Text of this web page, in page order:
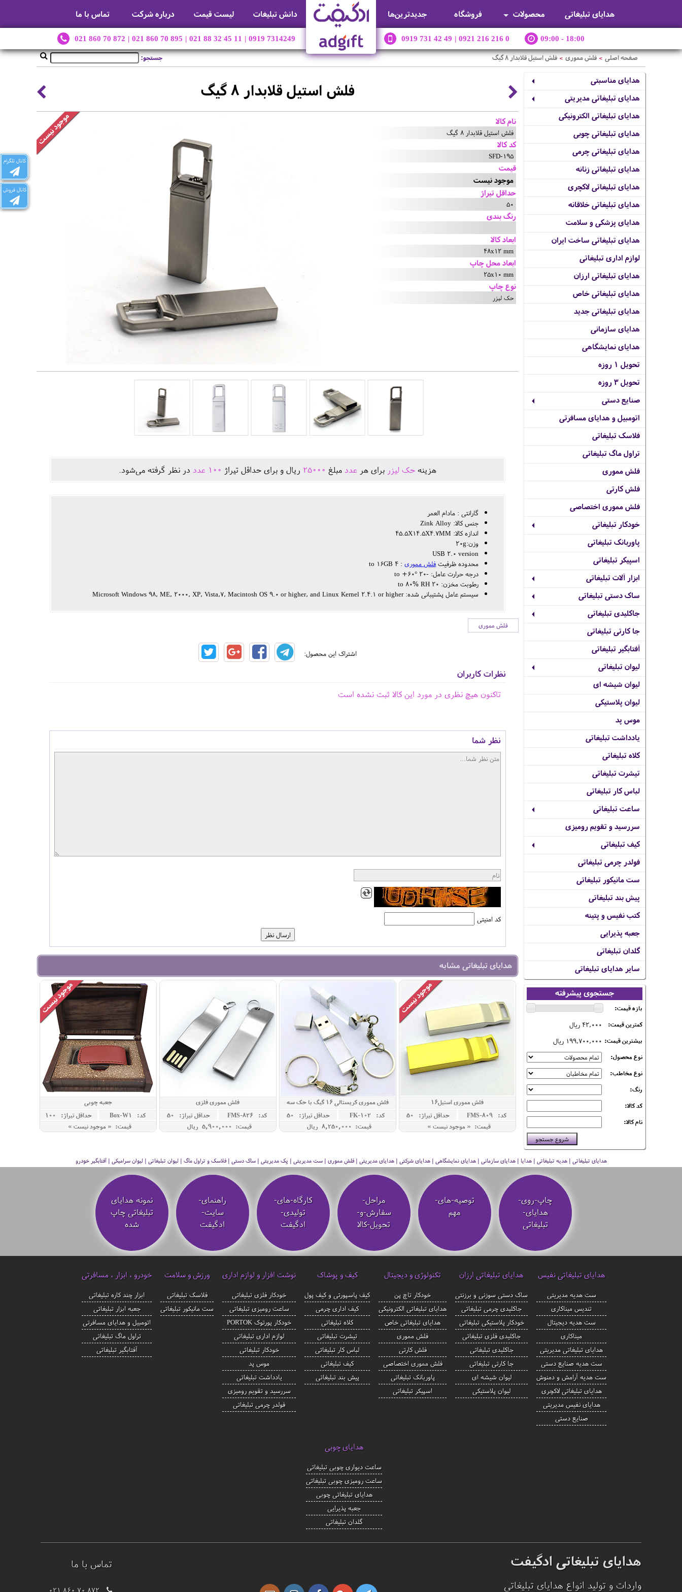
هدایای تبلیغاتی محصولات فروشگاه جديدترين‌ها دانش تبلیغات لیست قیمت درباره شرکت تماس با ما
021 860 70 872 | 021 860 70 895 | 021 88 32 45 11 | 0919 7314249 0919 731 42 49 | 0921 216 216 0 09:00 - 18:00
کانال تلگرام
کانال فروش
جستجو: صفحه اصلی > فلش مموری > فلش استیل قلابدار 8 گیگ
هدایای مناسبتی
هدایای تبلیغاتی مدیریتی
هدایای تبلیغاتی الکترونیکی
هدایای تبلیغاتی چوبی
هدایای تبلیغاتی چرمی
هدایای تبلیغاتی زنانه
هدایای تبلیغاتی لاکچری
هدایای تبلیغاتی خلاقانه
هدایای پزشکی و سلامت
هدایای تبلیغاتی ساخت ایران
لوازم اداری تبلیغاتی
هدایای تبلیغاتی ارزان
هدایای تبلیغاتی خاص
هدایای تبلیغاتی جدید
هدایای سازمانی
هدایای نمایشگاهی
تحویل 1 روزه
تحویل 3 روزه
صنایع دستی
اتومبیل و هدایای مسافرتی
فلاسک تبلیغاتی
تراول ماگ تبلیغاتی
فلش مموری
فلش کارتی
فلش مموری اختصاصی
خودکار تبلیغاتی
پاوربانک تبلیغاتی
اسپیکر تبلیغاتی
ابزار آلات تبلیغاتی
ساک دستی تبلیغاتی
جاکلیدی تبلیغاتی
جا کارتی تبلیغاتی
آفتابگیر تبلیغاتی
لیوان تبلیغاتی
لیوان شیشه ای
لیوان پلاستیکی
موس پد
یادداشت تبلیغاتی
کلاه تبلیغاتی
تیشرت تبلیغاتی
لباس کار تبلیغاتی
ساعت تبلیغاتی
سررسید و تقویم رومیزی
کیف تبلیغاتی
فولدر چرمی تبلیغاتی
ست مانیکور تبلیغاتی
پیش بند تبلیغاتی
کتب نفیس و پتینه
جعبه پذیرایی
گلدان تبلیغاتی
سایر هدایای تبلیغاتی
جستجوی پیشرفته
بازه قیمت:
کمترین قیمت:
42,000 ریال
بیشترین قیمت: 199,700,000 ریال
نوع محصول:
نوع مخاطب:
رنگ:
کد کالا:
نام کالا:
فلش استیل قلابدار 8 گیگ
نام کالا
فلش استیل قلابدار 8 گیگ
کد کالا
SFD-195
قیمت
موجود نیست
حداقل تیراژ
50
رنگ بندی
ابعاد کالا
48x12 mm
ابعاد محل چاپ
25x10 mm
نوع چاپ
حک لیزر
هزينه حک لیزر برای هر عدد مبلغ 25000 ريال و برای حداقل تيراژ 100 عدد در نظر گرفته می‌شود.
گارانتی : مادام العمر
جنس کالا: Zink Alloy
اندازه کالا: 45.5X14.5X4.7MM
وزن:20g
USB 2.0 version
محدوده ظرفیت فلش مموری: 4 to 16GB
درجه حرارت عامل: -20 to +60°
رطوبت مخزن: 20 to 80% RH
سیستم عامل پشتیبانی شده: Microsoft Windows 98, ME, 2000, XP, Vista,7, Macintosh OS 9.0 or higher, and Linux Kernel 2.4.1 or higher
فلش مموری
اشتراک این محصول:
نظرات کاربران
تاکنون هیچ نظری در مورد این کالا ثبت نشده است
نظر شما
کد امنیتی
هدایای تبلیغاتی مشابه
فلش مموری استیل16
کد: FMS-809
حداقل تيراژ: 50
قیمت: « موجود نیست »
فلش مموری کریستالی 16 گیگ با حک سه
کد: FK-102
حداقل تيراژ: 50
قیمت: 8,250,000 ريال
فلش مموری فلزی
کد: FMS-826
حداقل تيراژ: 50
قیمت: 5,900,000 ريال
جعبه چوبی
کد: Box-W1
حداقل تيراژ: 100
قیمت: « موجود نیست »
هدایای تبلیغاتی | هدیه تبلیغاتی | هدایا | هدایای سازمانی | هدایای نمایشگاهی | هدایای شرکتی | هدایای مدیریتی | فلش مموری | ست مدیریتی | پک مدیریتی | ساک دستی | فلاسک و تراول ماگ | لیوان تبلیغاتی | لیوان سرامیکی | آفتابگیر خودرو
چاپ-روی-
هدایای-
تبلیغاتی
توصیه‌-های-
مهم
مراحل-
سفارش-و-
تحویل-کالا
کارگاه-های-
تولیدی-
ادگیفت
راهنمای-
سایت-
ادگیفت
نمونه هدایای
تبلیغاتی چاپ
شده
هدایای تبلیغاتی نفیس
ست هدیه مدیریتی
تندیس میناکاری
ست هدیه دیجیتال
میناکاری
هدایای تبلیغاتی مدیریتی
ست هدیه صنایع دستی
ست هدیه آرامش و دمنوش
هدایای تبلیغاتی لاکچری
هدایای نفیس مدیریتی
صنایع دستی
هدایای تبلیغاتی ارزان
ساک دستی سوزنی و برزنتی
جاکلیدی چرمی تبلیغاتی
خودکار پلاستیکی تبلیغاتی
جاکلیدی فلزی تبلیغاتی
جاکلیدی تبلیغاتی
جا کارتی تبلیغاتی
لیوان شیشه ای
لیوان پلاستیکی
تکنولوژی و دیجیتال
خودکار تاچ پن
هدایای تبلیغاتی الکترونیکی
هدایای تبلیغاتی خاص
فلش مموری
فلش کارتی
فلش مموری اختصاصی
پاوربانک تبلیغاتی
اسپیکر تبلیغاتی
کیف و پوشاک
کیف پاسپورتی و کیف پول
کیف اداری چرمی
کلاه تبلیغاتی
تیشرت تبلیغاتی
لباس کار تبلیغاتی
کیف تبلیغاتی
پیش بند تبلیغاتی
نوشت افزار و لوازم اداری
خودکار فلزی تبلیغاتی
ساعت رومیزی تبلیغاتی
خودکار پورتوک PORTOK
لوازم اداری تبلیغاتی
خودکار تبلیغاتی
موس پد
یادداشت تبلیغاتی
سررسید و تقویم رومیزی
فولدر چرمی تبلیغاتی
ورزش و سلامت
فلاسک تبلیغاتی
ست مانیکور تبلیغاتی
خودرو ، ابزار ، مسافرتی
ابزار چند کاره تبلیغاتی
جعبه ابزار تبلیغاتی
اتومبیل و هدایای مسافرتی
تراول ماگ تبلیغاتی
آفتابگیر تبلیغاتی
هدایای چوبی
ساعت دیواری چوبی تبلیغاتی
ساعت رومیزی چوبی تبلیغاتی
هدایای تبلیغاتی چوبی
جعبه پذیرایی
گلدان تبلیغاتی
هدایای تبلیغاتی ادگیفت
واردات و تولید انواع هدایای تبلیغاتی
تماس با ما